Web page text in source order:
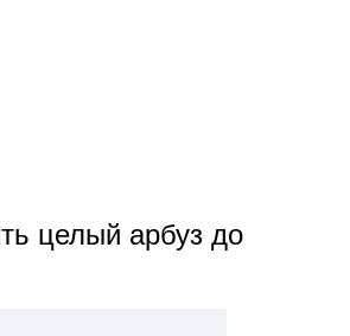
целый арбуз до